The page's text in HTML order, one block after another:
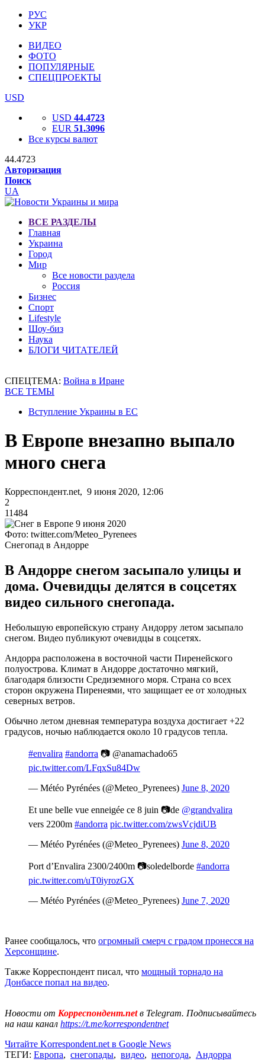
РУС
УКР
ВИДЕО
ФОТО
ПОПУЛЯРНЫЕ
СПЕЦПРОЕКТЫ
USD
USD 44.4723
EUR 51.3096
Все курсы валют
44.4723
Авторизация
Поиск
UA
ВСЕ РАЗДЕЛЫ
Главная
Украина
Город
Мир
Все новости раздела
Россия
Бизнес
Спорт
Lifestyle
Шоу-биз
Наука
БЛОГИ ЧИТАТЕЛЕЙ
СПЕЦТЕМА: Война в Иране
ВСЕ ТЕМЫ
Вступление Украины в ЕС
В Европе внезапно выпало
много снега
Корреспондент.net, 9 июня 2020, 12:06
2
11484
Фото: twitter.com/Meteo_Pyrenees
Снегопад в Андорре
В Андорре снегом засыпало улицы и
дома. Очевидцы делятся в соцсетях
видео сильного снегопада.
Небольшую европейскую страну Андорру летом засыпало
снегом. Видео публикуют очевидцы в соцсетях.
Андорра расположена в восточной части Пиренейского
полуострова. Климат в Андорре достаточно мягкий,
благодаря близости Средиземного моря. Страна со всех
сторон окружена Пиренеями, что защищает ее от холодных
северных ветров.
Обычно летом дневная температура воздуха достигает +22
градусов, ночью наблюдается около 10 градусов тепла.
#envalira #andorra 📷 @anamachado65
pic.twitter.com/LFqxSu84Dw
— Météo Pyrénées (@Meteo_Pyrenees) June 8, 2020
Et une belle vue enneigée ce 8 juin 📷de @grandvalira
vers 2200m #andorra pic.twitter.com/zwsVcjdiUB
— Météo Pyrénées (@Meteo_Pyrenees) June 8, 2020
Port d’Envalira 2300/2400m 📷soledelborde #andorra
pic.twitter.com/uT0iyrozGX
— Météo Pyrénées (@Meteo_Pyrenees) June 7, 2020
Ранее сообщалось, что огромный смерч с градом пронесся на
Херсонщине.
Также Корреспондент писал, что мощный торнадо на
Донбассе попал на видео.
Новости от Корреспондент.netв Telegram. Подписывайтесь
на наш канал https://t.me/korrespondentnet
Читайте Korrespondent.net в Google News
ТЕГИ: Европа, снегопады, видео, непогода, Андорра